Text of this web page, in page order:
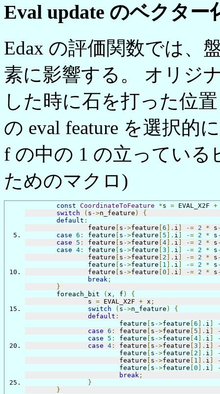
Eval update のベクター
Edax の評価関数では、
素に影響する。 オリジ
した時に石を打った位
の eval feature を選択的
f の中の 1 の立ってい
ためのマクロ)
const CoordinateToFeature *s = EVAL_X2F +
switch
( s ->n_feature )
{
default :
		feature
[ s ->feature [6 ]. i ] -= 2 * s
case 6 :
	feature
[ s ->feature [ 5 ]. i ] -= 2 * s
case
5 :
	feature
[ s ->feature [4]. i ] -= 2 * s
case 4 :
	feature
[ s ->feature [3 ]. i ] -= 2 * s
		feature
[ s ->feature [ 2 ]. i ] -= 2 * s
		feature
[ s ->feature [ 1 ]. i ] -= 2 * s
		feature
[ s ->feature [0 ]. i ] -= 2 * s
break ;
}
	foreach_bit
( x , f )
{
		s
= EVAL_X2F + x ;
switch
( s ->n_feature )
{
default :
			feature
[ s ->feature [6 ]. i ]
case 6 :
	feature
[ s ->feature [ 5 ]. i ]
case
5 :
	feature
[ s ->feature [4]. i ]
case 4 :
	feature
[ s ->feature [3 ]. i ]
			feature
[ s ->feature [ 2 ]. i ]
			feature
[ s ->feature [ 1 ]. i ]
			feature
[ s ->feature [0 ]. i ]
break ;
}
}